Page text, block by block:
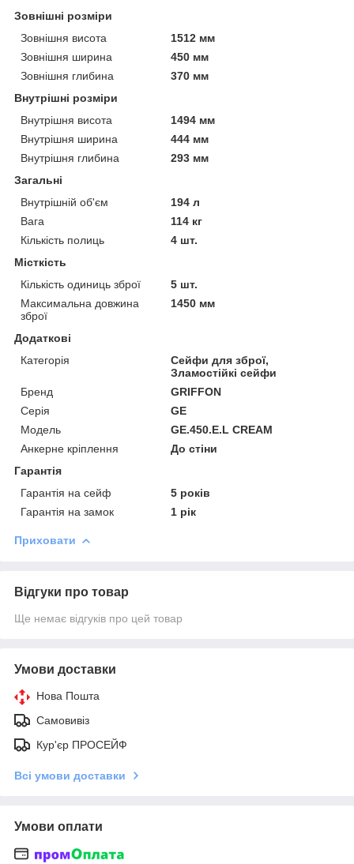
Зовнішні розміри
Зовнішня висота
1512 мм
Зовнішня ширина
450 мм
Зовнішня глибина
370 мм
Внутрішні розміри
Внутрішня висота
1494 мм
Внутрішня ширина
444 мм
Внутрішня глибина
293 мм
Загальні
Внутрішній об'єм
194 л
Вага
114 кг
Кількість полиць
4 шт.
Місткість
Кількість одиниць зброї
5 шт.
Максимальна довжина
зброї
1450 мм
Додаткові
Категорія
Сейфи для зброї,
Зламостійкі сейфи
Бренд
GRIFFON
Серія
GE
Модель
GE.450.E.L CREAM
Анкерне кріплення
До стіни
Гарантія
Гарантія на сейф
5 років
Гарантія на замок
1 рік
Приховати
Відгуки про товар
Ще немає відгуків про цей товар
Умови доставки
Нова Пошта
Самовивіз
Кур'єр ПРОСЕЙФ
Всі умови доставки
Умови оплати